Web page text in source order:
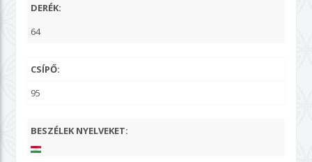
DERÉK:
64
CSÍPŐ:
95
BESZÉLEK NYELVEKET: